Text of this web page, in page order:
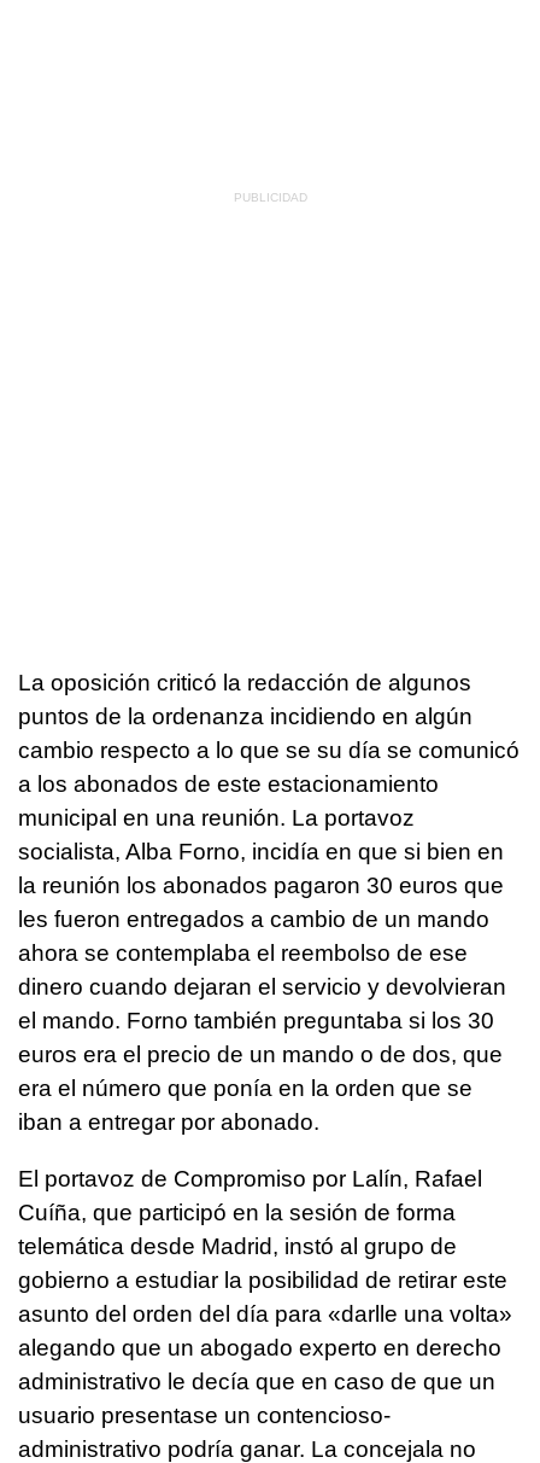
La oposición criticó la redacción de algunos
puntos de la ordenanza incidiendo en algún
cambio respecto a lo que se su día se comunicó
a los abonados de este estacionamiento
municipal en una reunión. La portavoz
socialista, Alba Forno, incidía en que si bien en
la reunión los abonados pagaron 30 euros que
les fueron entregados a cambio de un mando
ahora se contemplaba el reembolso de ese
dinero cuando dejaran el servicio y devolvieran
el mando. Forno también preguntaba si los 30
euros era el precio de un mando o de dos, que
era el número que ponía en la orden que se
iban a entregar por abonado.
El portavoz de Compromiso por Lalín, Rafael
Cuíña, que participó en la sesión de forma
telemática desde Madrid, instó al grupo de
gobierno a estudiar la posibilidad de retirar este
asunto del orden del día para «darlle una volta»
alegando que un abogado experto en derecho
administrativo le decía que en caso de que un
usuario presentase un contencioso-
administrativo podría ganar. La concejala no